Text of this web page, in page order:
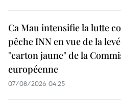
Ca Mau intensifie la lutte
pêche INN en vue de la
"carton jaune" de la
européenne
07/08/2026 04:25